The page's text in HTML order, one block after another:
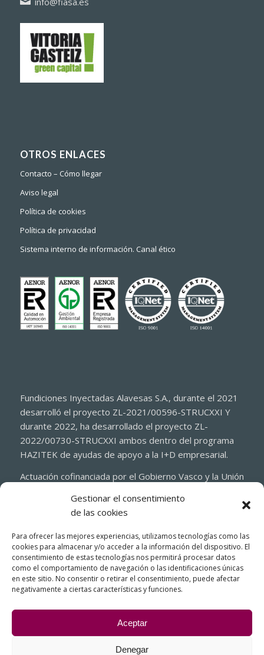
Gestionar el consentimiento
de las cookies
Para ofrecer las mejores experiencias, utilizamos tecnologías como las
cookies para almacenar y/o acceder a la información del dispositivo. El
consentimiento de estas tecnologías nos permitirá procesar datos
como el comportamiento de navegación o las identificaciones únicas
en este sitio. No consentir o retirar el consentimiento, puede afectar
negativamente a ciertas características y funciones.
Aceptar
Denegar
OTROS ENLACES
Contacto – Cómo llegar
Aviso legal
Política de cookies
Política de privacidad
Sistema interno de información. Canal ético
Fundiciones Inyectadas Alavesas S.A., durante el 2021
desarrolló el proyecto ZL-2021/00596-STRUCXXI Y
durante 2022, ha desarrollado el proyecto ZL-
2022/00730-STRUCXXI ambos dentro del programa
HAZITEK de ayudas de apoyo a la I+D empresarial.
Actuación cofinanciada por el Gobierno Vasco y la Unión
Regional 2021-2027 (FEDER)
© Copyright - FIASA, Fundición Inyectada de Aluminio para la Industria